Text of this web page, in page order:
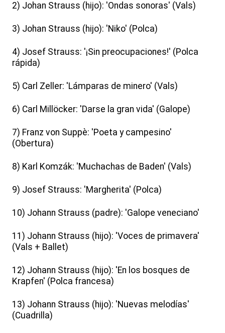
2) Johan Strauss (hijo): 'Ondas sonoras' (Vals)
3) Johan Strauss (hijo): 'Niko' (Polca)
4) Josef Strauss: '¡Sin preocupaciones!' (Polca
rápida)
5) Carl Zeller: 'Lámparas de minero' (Vals)
6) Carl Millöcker: 'Darse la gran vida' (Galope)
7) Franz von Suppè: 'Poeta y campesino'
(Obertura)
8) Karl Komzák: 'Muchachas de Baden' (Vals)
9) Josef Strauss: 'Margherita' (Polca)
10) Johann Strauss (padre): 'Galope veneciano'
11) Johann Strauss (hijo): 'Voces de primavera'
(Vals + Ballet)
12) Johann Strauss (hijo): 'En los bosques de
Krapfen' (Polca francesa)
13) Johann Strauss (hijo): 'Nuevas melodías'
(Cuadrilla)